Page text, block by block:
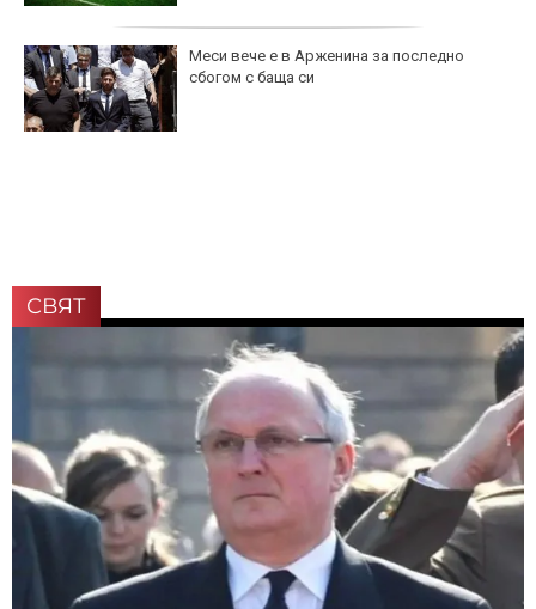
Меси вече е в Арженина за последно
сбогом с баща си
СВЯТ